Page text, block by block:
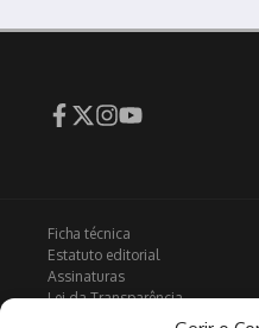
Ficha técnica
Estatuto editorial
Assinaturas
Lei da Transparência